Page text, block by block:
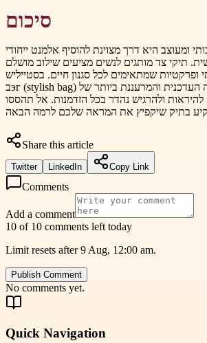
סיכום
ומעוצב היא דרך מצוינת להוסיף אלמנט ייחודי
תיקי צד מותגים לנשים מציעים שילוב מושלם
ופרקטיות שמתאימים לכל סגנון חיים. בסטייליש
בэг (stylish bag) תמצאו את הקולקציה העדכנית והמרעננת ביותר של
להיראות ולהרגיש נהדר בכל הזדמנות. אל תהססו
Share this article
Twitter LinkedIn Copy Link
Comments
Add a comment
10 of 10 comments left today
Limit resets after 9 Aug, 12:00 am.
Publish Comment
No comments yet.
Quick Navigation